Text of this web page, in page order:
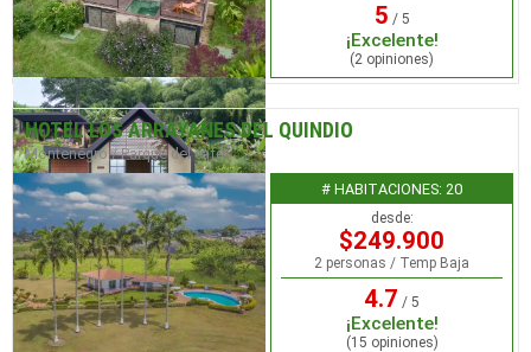
5 / 5
¡Excelente!
(2 opiniones)
HOTEL LOS ARRAYANES DEL QUINDIO
Montenegro / Parque del café
# HABITACIONES: 20
desde:
$249.900
2 personas / Temp Baja
4.7 / 5
¡Excelente!
(15 opiniones)